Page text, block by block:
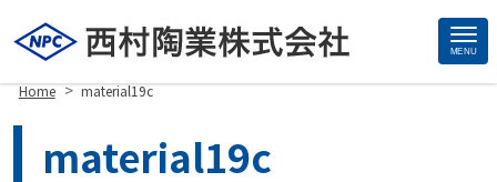
MENU
Home > material19c
material19c
Site
Footer